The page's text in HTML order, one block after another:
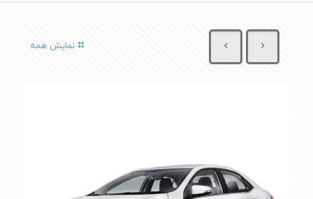
نمایش همه